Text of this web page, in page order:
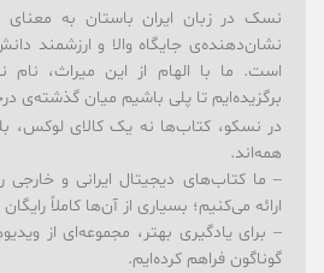
نسک در زبان ایران باستان به معنای
نشان‌دهنده‌ی جایگاه والا و ارزشمند
است. ما با الهام از این میراث،
برگزیده‌ایم تا پلی باشیم میان گذشته‌ی
در نسکو، کتاب‌ها نه یک کالای لوکس،
همه‌اند.
– ما کتاب‌های دیجیتال ایرانی و
ارائه می‌کنیم؛ بسیاری از آن‌ها کاملاً
– برای یادگیری بهتر، مجموعه‌ای از
گوناگون فراهم کرده‌ایم.